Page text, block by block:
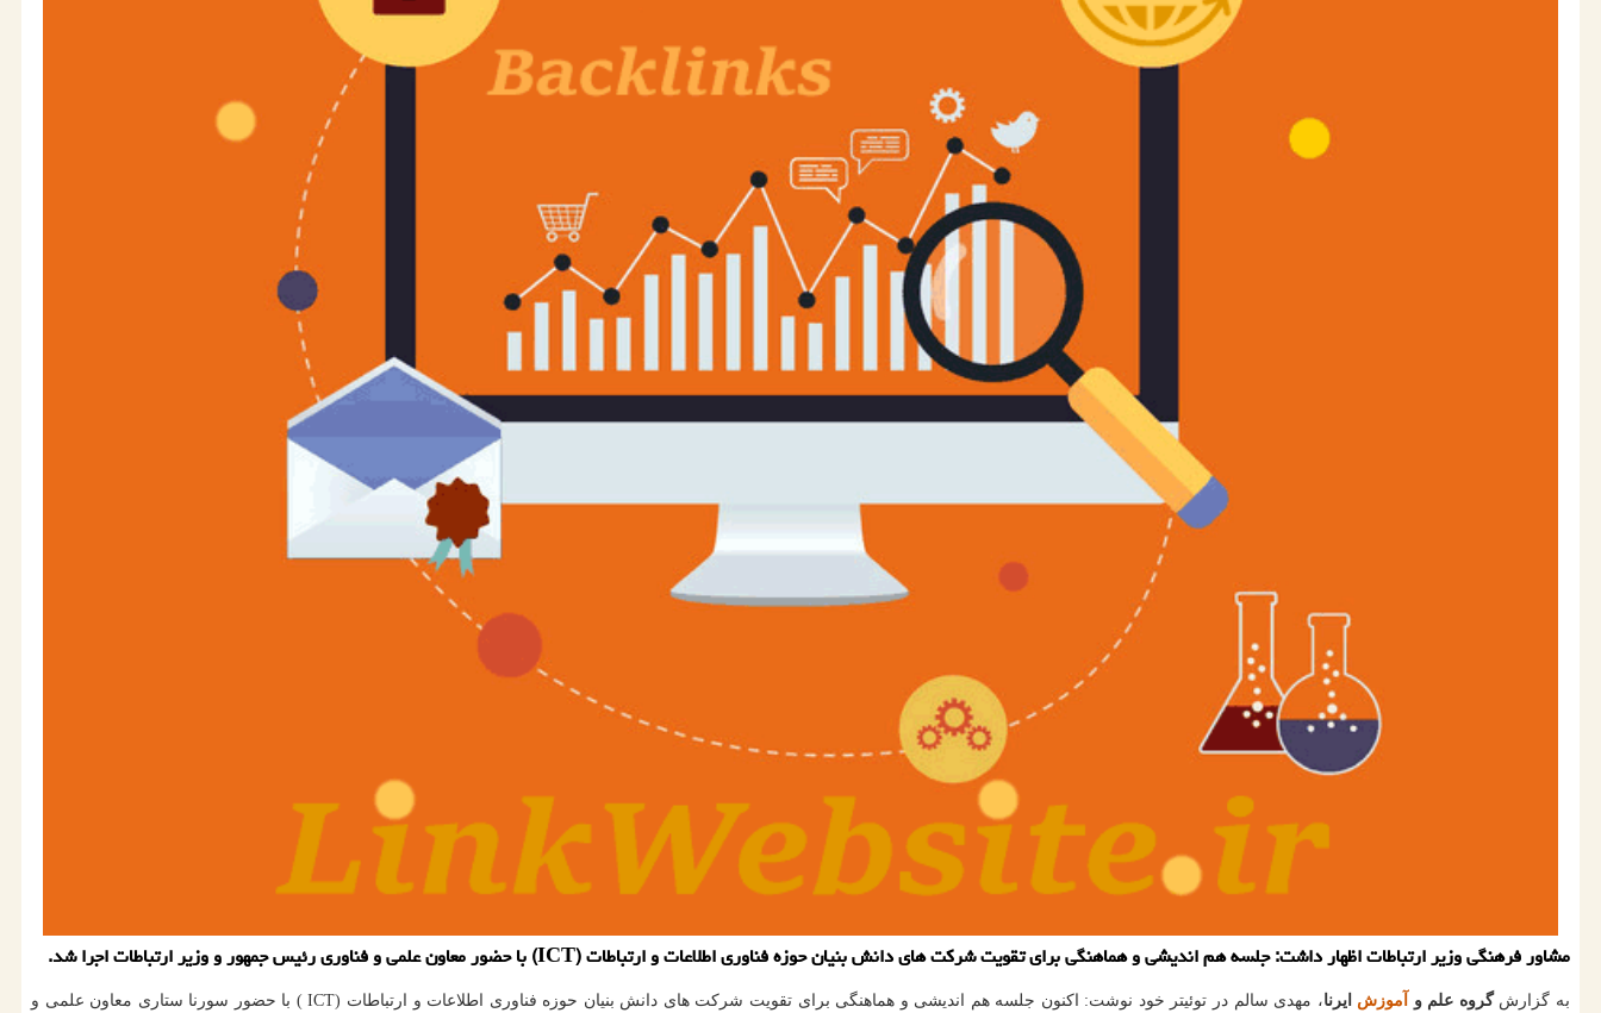
مشاور فرهنگی وزیر ارتباطات اظهار داشت: جلسه هم اندیشی و هماهنگی برای تقویت شرکت های دانش بنیان حوزه فناوری اطلاعات و ارتباطات (ICT) با حضور معاون علمی و فناوری رئیس جمهور و وزیر ارتباطات اجرا شد.
به گزارشگروه علم و آموزش ایرنا
، مهدی سالم در توئیتر خود نوشت: اکنون جلسه هم اندیشی و هماهنگی برای تقویت شرکت های دانش بنیان حوزه فناوری اطلاعات و ارتباطات (ICT ) با حضور سورنا ستاری معاون علمی و